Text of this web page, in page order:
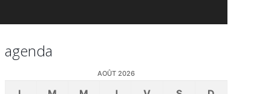
agenda
AOÛT 2026